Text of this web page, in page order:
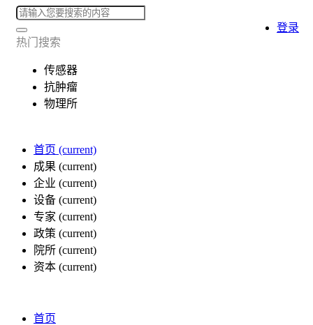
热门搜索
传感器
抗肿瘤
物理所
首页 (current)
成果 (current)
企业 (current)
设备 (current)
专家 (current)
政策 (current)
院所 (current)
资本 (current)
登录
首页